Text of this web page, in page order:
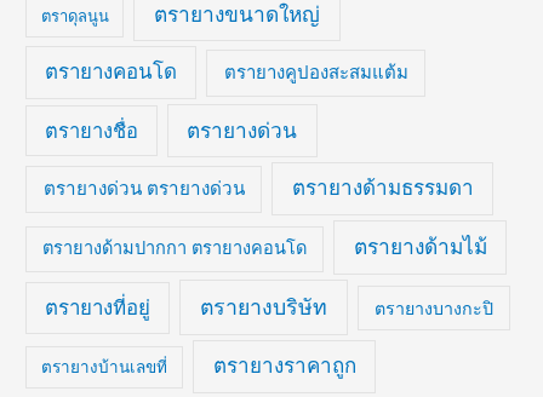
ตราดุลนูน ตรายางขนาดใหญ่
ตรายางคอนโด ตรายางคูปองสะสมแต้ม
ตรายางชื่อ ตรายางด่วน
ตรายางด่วน ตรายางด่วน ตรายางด้ามธรรมดา
ตรายางด้ามปากกา ตรายางคอนโด ตรายางด้ามไม้
ตรายางที่อยู่ ตรายางบริษัท ตรายางบางกะปิ
ตรายางบ้านเลขที่ ตรายางราคาถูก